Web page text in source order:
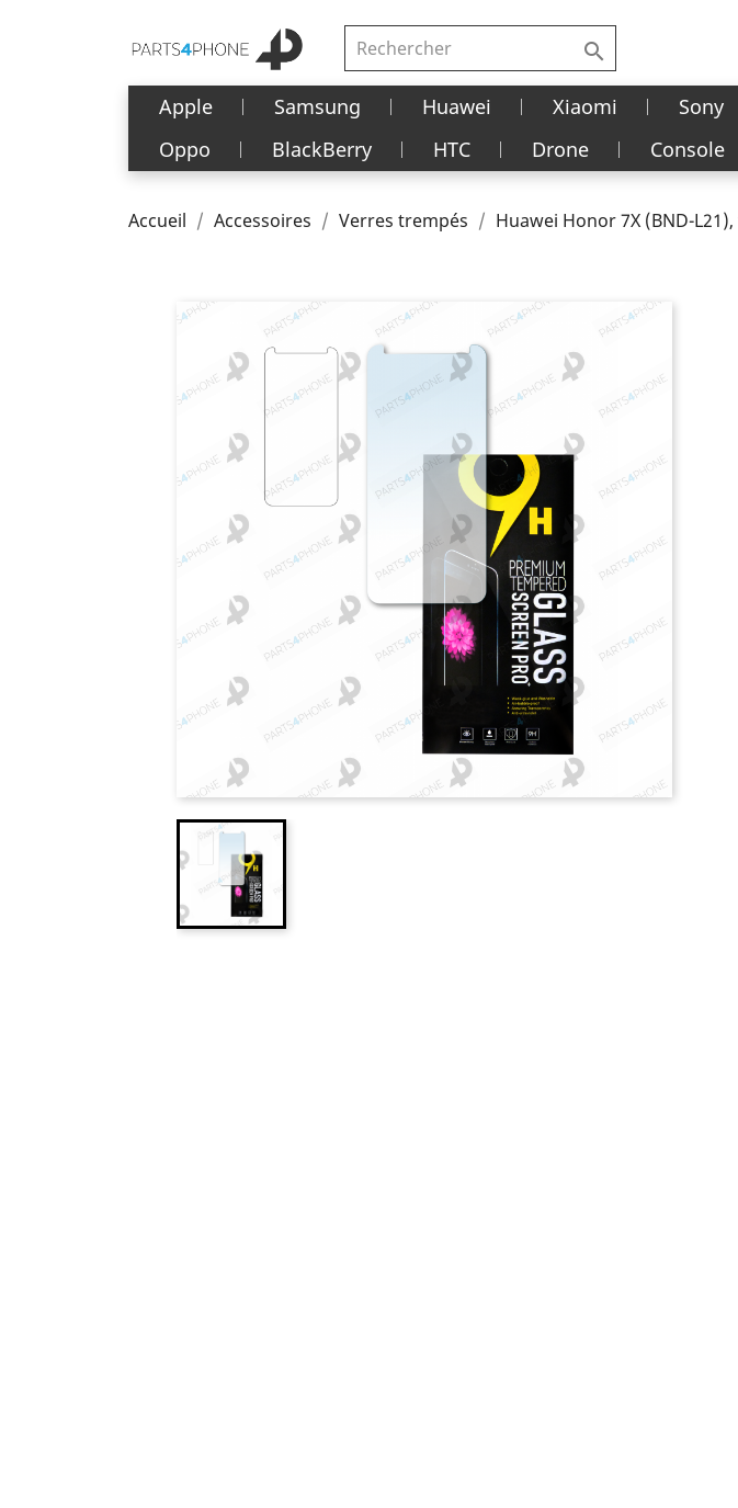

Apple Samsung Huawei Xiaomi Sony
Oppo
BlackBerry HTC Drone Console
Accueil Accessoires Verres trempés Huawei Honor 7X (BND-